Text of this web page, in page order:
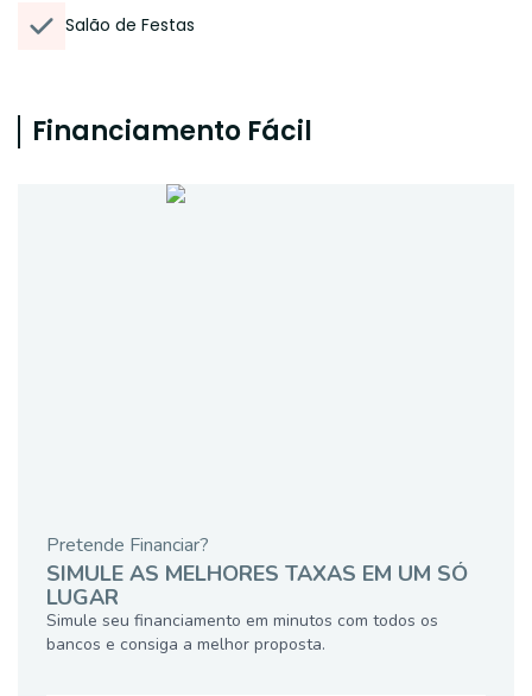
Salão de Festas
Financiamento Fácil
Pretende Financiar?
SIMULE AS MELHORES TAXAS EM UM SÓ
LUGAR
Simule seu financiamento em minutos com todos os
bancos e consiga a melhor proposta.